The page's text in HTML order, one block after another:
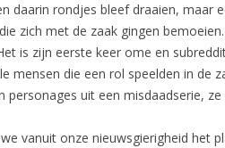
daarin rondjes bleef draaien, maar
zich met de zaak gingen
is zijn eerste keer ome en
mensen die een rol speelden in de
uit een misdaadserie,
vanuit onze nieuwsgierigheid het